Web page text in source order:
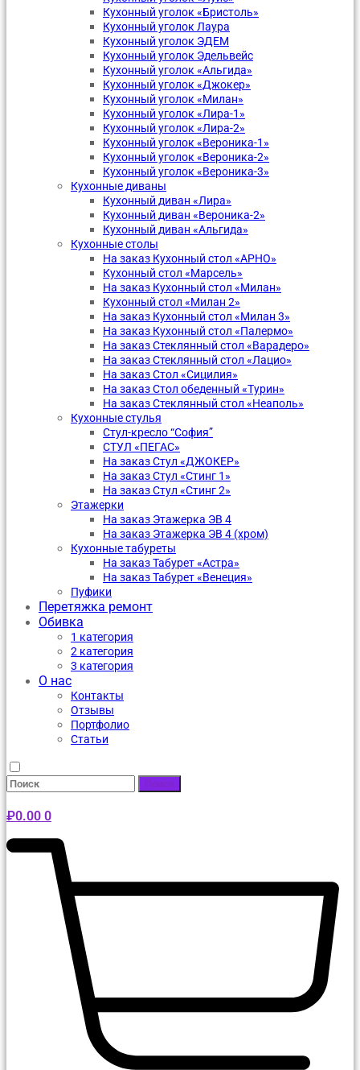
Кухонный уголок «Бристоль»
Кухонный уголок Лаура
Кухонный уголок ЭДЕМ
Кухонный уголок Эдельвейс
Кухонный уголок «Альгида»
Кухонный уголок «Джокер»
Кухонный уголок «Милан»
Кухонный уголок «Лира-1»
Кухонный уголок «Лира-2»
Кухонный уголок «Вероника-1»
Кухонный уголок «Вероника-2»
Кухонный уголок «Вероника-3»
Кухонные диваны
Кухонный диван «Лира»
Кухонный диван «Вероника-2»
Кухонный диван «Альгида»
Кухонные столы
На заказ Кухонный стол «АРНО»
Кухонный стол «Марсель»
На заказ Кухонный стол «Милан»
Кухонный стол «Милан 2»
На заказ Кухонный стол «Милан 3»
На заказ Кухонный стол «Палермо»
На заказ Стеклянный стол «Варадеро»
На заказ Стеклянный стол «Лацио»
На заказ Стол «Сицилия»
На заказ Стол обеденный «Турин»
На заказ Стеклянный стол «Неаполь»
Кухонные стулья
Стул-кресло “София”
CТУЛ «ПЕГАС»
На заказ Стул «ДЖОКЕР»
На заказ Стул «Стинг 1»
На заказ Стул «Стинг 2»
Этажерки
На заказ Этажерка ЭВ 4
На заказ Этажерка ЭВ 4 (хром)
Кухонные табуреты
На заказ Табурет «Астра»
На заказ Табурет «Венеция»
Пуфики
Перетяжка ремонт
Обивка
1 категория
2 категория
3 категория
О нас
Контакты
Отзывы
Портфолио
Статьи
Поиск
₽0.00 0